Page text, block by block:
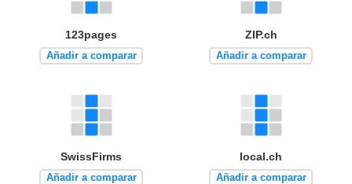
123pages
Añadir a comparar
ZIP.ch
Añadir a comparar
SwissFirms
Añadir a comparar
local.ch
Añadir a comparar